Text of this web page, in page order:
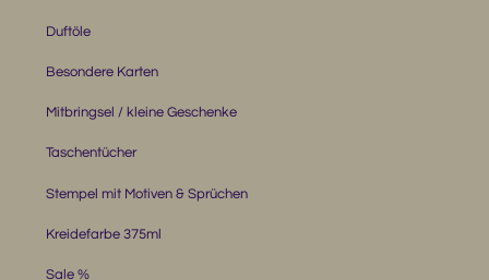
Duftöle
Besondere Karten
Mitbringsel / kleine Geschenke
Taschentücher
Stempel mit Motiven & Sprüchen
Kreidefarbe 375ml
Sale %